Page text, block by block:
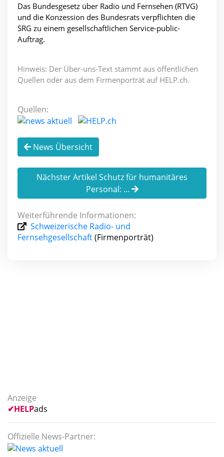
Das Bundesgesetz über Radio und Fernsehen (RTVG)
und die Konzession des Bundesrats verpflichten die
SRG zu einem gesellschaftlichen Service-public-
Auftrag.
Hinweis: Der Über-uns-Text stammt aus öffentlichen
Quellen oder aus dem Firmenporträt auf HELP.ch.
Quellen:
News Übersicht
Nächster Artikel Schutz für humanitäres
Personal: ...
Weiterführende Informationen:
Schweizerische Radio- und
Fernsehgesellschaft(Firmenporträt)
Anzeige
✔HELPads
Offizielle News-Partner: